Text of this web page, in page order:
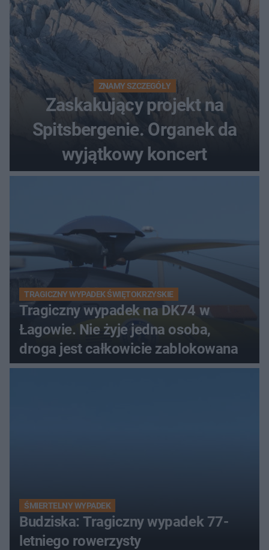
ZNAMY SZCZEGÓŁY
Zaskakujący projekt na
Spitsbergenie. Organek da
wyjątkowy koncert
TRAGICZNY WYPADEK ŚWIĘTOKRZYSKIE
Tragiczny wypadek na DK74 w
Łagowie. Nie żyje jedna osoba,
droga jest całkowicie zablokowana
ŚMIERTELNY WYPADEK
Budziska: Tragiczny wypadek 77-
letniego rowerzysty